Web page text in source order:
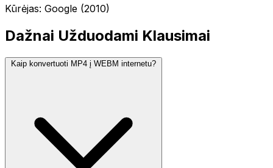
Kūrėjas: Google (2010)
Dažnai Užduodami Klausimai
Kaip konvertuoti MP4 į WEBM internetu?